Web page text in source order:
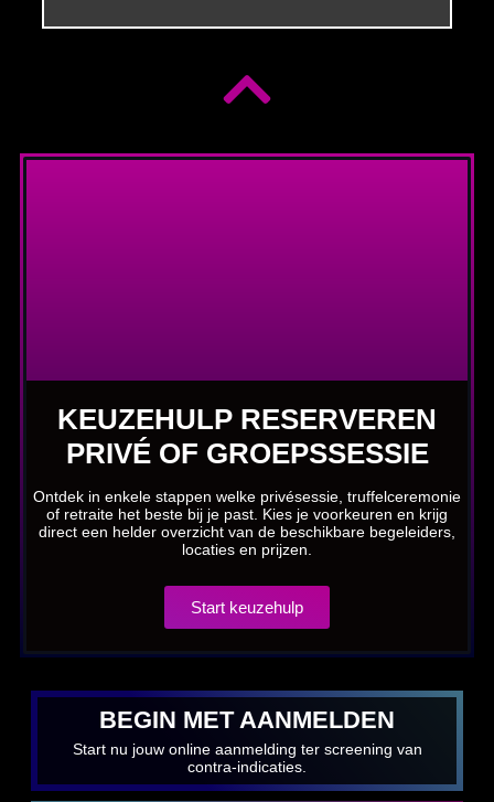
KEUZEHULP RESERVEREN
PRIVÉ OF GROEPSSESSIE
Ontdek in enkele stappen welke privésessie, truffelceremonie
of retraite het beste bij je past. Kies je voorkeuren en krijg
direct een helder overzicht van de beschikbare begeleiders,
locaties en prijzen.
Start keuzehulp
BEGIN MET AANMELDEN
Start nu jouw online aanmelding ter screening van
contra-indicaties.